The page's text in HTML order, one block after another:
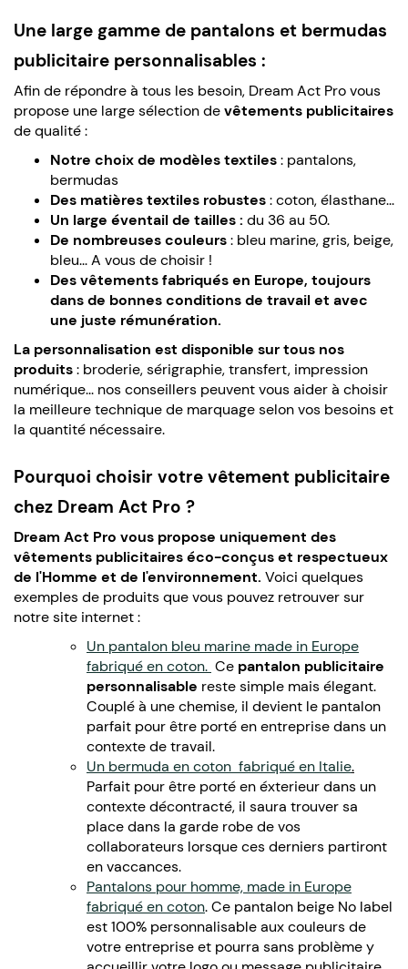
Une large gamme de pantalons et bermudas
publicitaire personnalisables :
Afin de répondre à tous les besoin, Dream Act Pro vous
propose une large sélection devêtements publicitaires
de qualité :
Notre choix de modèlestextiles: pantalons,
bermudas
Des matières textiles robustes: coton, élasthane...
Un large éventail de tailles : du 36 au 50.
De nombreuses couleurs: bleu marine, gris, beige,
bleu... A vous de choisir !
Des vêtements fabriqués en Europe, toujours
dans de bonnes conditions de travail et avec
une juste rémunération.
La personnalisation est disponible sur tous nos
produits: broderie, sérigraphie, transfert, impression
numérique... nos conseillers peuvent vous aider à choisir
la meilleure technique de marquage selon vos besoins et
la quantité nécessaire.
Pourquoi choisir votre vêtement publicitaire
chez Dream Act Pro ?
Dream Act Pro vous propose uniquement des
vêtements publicitaires éco-conçus et respectueux
de l'Homme et de l'environnement. Voici quelques
exemples de produits que vous pouvez retrouver sur
notre site internet :
Un pantalon bleu marine made in Europe
fabriqué en coton. Ce pantalon publicitaire
personnalisable reste simple mais élegant.
Couplé à une chemise, il devient le pantalon
parfait pour être porté en entreprise dans un
contexte de travail.
Un bermuda en coton fabriqué en Italie.
Parfait pour être porté en éxterieur dans un
contexte décontracté, il saura trouver sa
place dans la garde robe de vos
collaborateurs lorsque ces derniers partiront
en vaccances.
Pantalons pour homme, made in Europe
fabriqué en coton. Ce pantalon beige No label
est 100% personnalisable aux couleurs de
votre entreprise et pourra sans problème y